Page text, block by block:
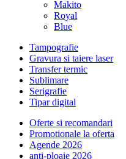
Makito
Royal
Blue
Tampografie
Gravura si taiere laser
Transfer termic
Sublimare
Serigrafie
Tipar digital
Oferte si recomandari
Promotionale la oferta
Agende 2026
anti-ploaie 2026